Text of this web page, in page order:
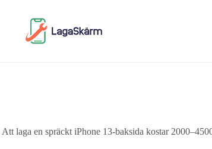
Att laga en spräckt iPhone 13-baksida kostar